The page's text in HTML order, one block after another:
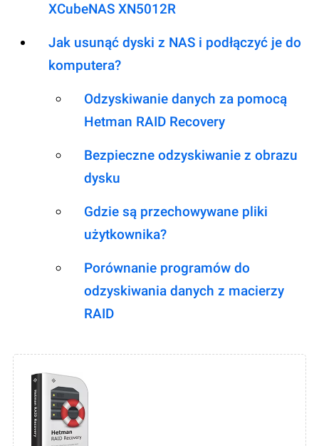
XCubeNAS XN5012R
Jak usunąć dyski z NAS i podłączyć je do
komputera?
Odzyskiwanie danych za pomocą
Hetman RAID Recovery
Bezpieczne odzyskiwanie z obrazu
dysku
Gdzie są przechowywane pliki
użytkownika?
Porównanie programów do
odzyskiwania danych z macierzy
RAID